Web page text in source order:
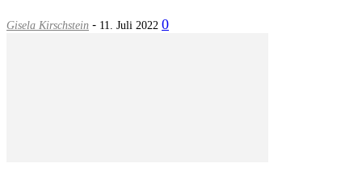
Gisela Kirschstein - 11. Juli 2022 0